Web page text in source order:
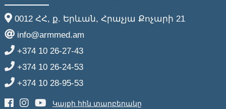
0012 ՀՀ, ք. Երևան, Հրաչյա Քոչարի 21
info@armmed.am
+374 10 26-27-43
+374 10 26-24-53
+374 10 28-95-53
Կայքի հին տարբերակը